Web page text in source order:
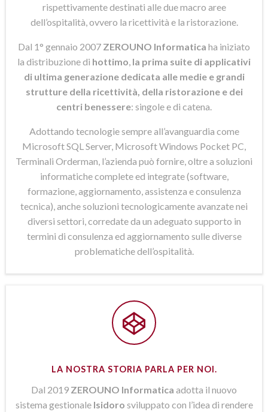
rispettivamente destinati alle due macro aree
dell’ospitalità, ovvero la ricettività e la ristorazione.
Dal 1° gennaio 2007 ZEROUNO Informatica ha iniziato
la distribuzione di hottimo la prima suite di applicativi
di ultima generazione dedicata alle medie e grandi
strutture della ricettività, della ristorazione e dei
centri benessere: singole e di catena.
Adottando tecnologie sempre all’avanguardia come
Microsoft SQL Server, Microsoft Windows Pocket PC,
Terminali Orderman, l’azienda può fornire, oltre a soluzioni
informatiche complete ed integrate (software,
formazione, aggiornamento, assistenza e consulenza
tecnica), anche soluzioni tecnologicamente avanzate nei
diversi settori, corredate da un adeguato supporto in
termini di consulenza ed aggiornamento sulle diverse
problematiche dell’ospitalità.
LA NOSTRA STORIA PARLA PER NOI.
Dal 2019 ZEROUNO Informatica adotta il nuovo
sistema gestionale Isidoro sviluppato con l’idea di rendere